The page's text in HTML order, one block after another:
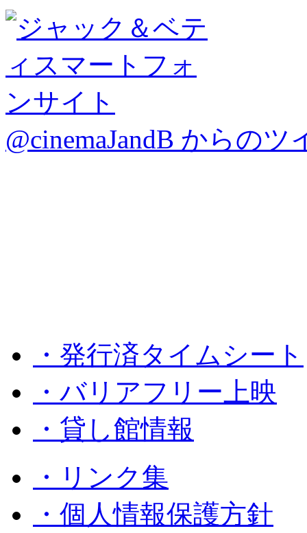
@cinemaJandB からのツ
・発行済タイムシート
・バリアフリー上映
・貸し館情報
・リンク集
・個人情報保護方針